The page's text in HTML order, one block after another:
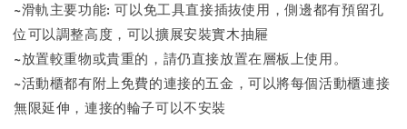
~滑軌主要功能: 可以免工具直接插抜使用，側邊都有預留孔
位可以調整高度，可以擴展安裝實木抽屜
~放置較重物或貴重的，請仍直接放置在層板上使用。
~活動櫃都有附上免費的連接的五金，可以將每個活動櫃連接
無限延伸，連接的輪子可以不安裝